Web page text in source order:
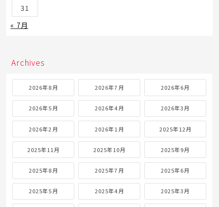
31
« 7月
Archives
2026年8月 2026年7月 2026年6月
2026年5月 2026年4月 2026年3月
2026年2月 2026年1月 2025年12月
2025年11月 2025年10月 2025年9月
2025年8月 2025年7月 2025年6月
2025年5月 2025年4月 2025年3月